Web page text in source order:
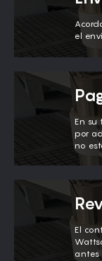
el
En su
por
no
El
antes